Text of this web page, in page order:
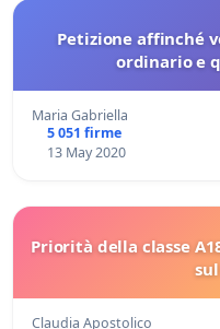
Petizione affinché
ordinario e
Maria Gabriella
5 051 firme
13 May 2020
Priorità della classe
Claudia Apostolico